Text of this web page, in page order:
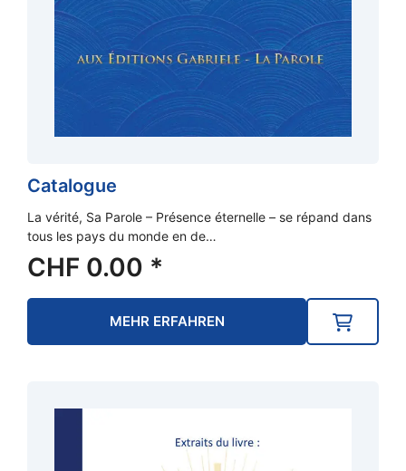
Catalogue
La vérité, Sa Parole – Présence éternelle – se répand dans
tous les pays du monde en de…
CHF 0.00 *
MEHR ERFAHREN